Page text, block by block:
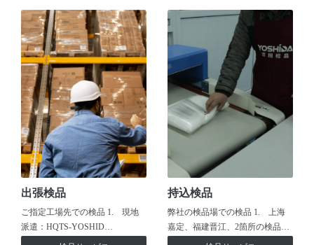
出張検品
ご指定工場先での検品 1. 現地
派遣：HQTS-YOSHID…
持込検品
弊社の検品場での検品 1. 上海
嘉定、福建晋江、2箇所の検品…